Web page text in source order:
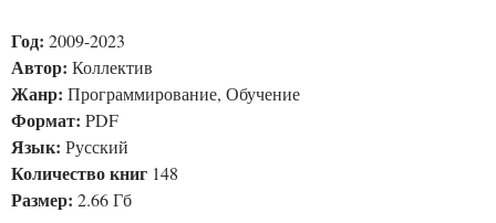
Год: 2009-2023
Автор: Коллектив
Жанр: Программирование, Обучение
Формат: PDF
Язык: Русский
Количество книг 148
Размер: 2.66 Гб